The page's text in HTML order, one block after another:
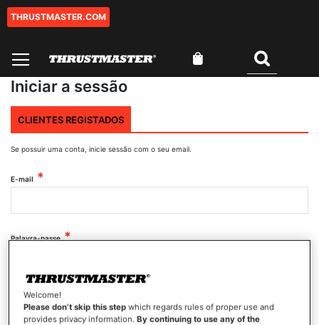
Conteúdo
THRUSTMASTER.COM
O Meu Carrinho
Iniciar a sessão
CLIENTES REGISTADOS
Se possuir uma conta, inicie sessão com o seu email.
E-mail
Palavra-passe
Mostrar palavra-passe
Welcome!
Please don’t skip this step which regards rules of proper use and
provides privacy information.By continuing to use any of the